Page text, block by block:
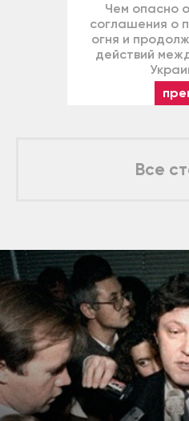
Чем опасно
соглашения о
огня и
действий
Все